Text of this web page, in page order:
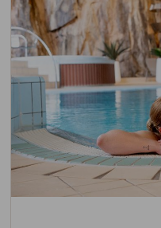
Rukan
lisäksi tarjolla
monenlaisia
sekä ohjelmaa
Tropiikin
Petäjälammella.